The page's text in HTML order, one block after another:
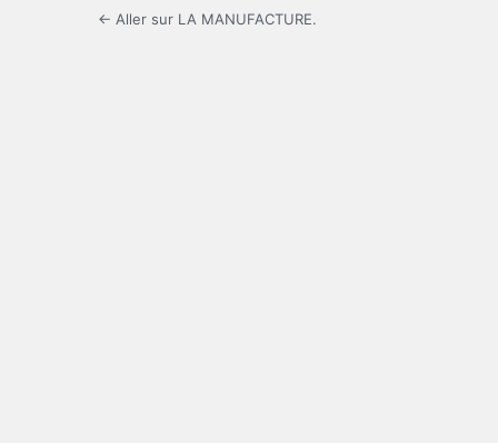
← Aller sur LA MANUFACTURE.